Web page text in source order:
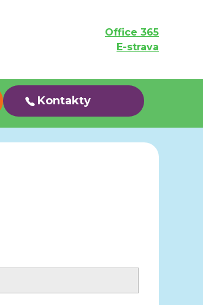
Office 365
E-strava
Kontakty